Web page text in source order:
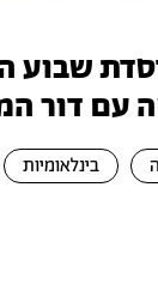
שבוע
עם דור
בינלאומיות